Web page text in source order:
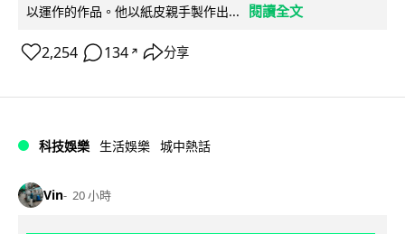
以運作的作品。他以紙皮親手製作出...
閱讀全文
2,254 134 ↗ 分享
科技娛樂 生活娛樂 城中熱話
Vin 20 小時